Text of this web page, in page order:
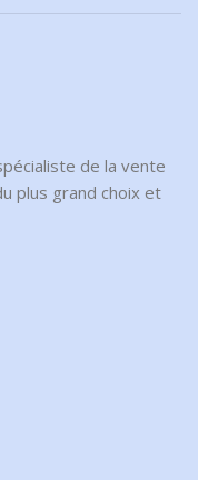
de la vente
plus grand choix et